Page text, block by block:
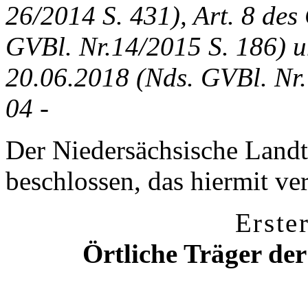
26/2014 S. 431), Art. 8 des
GVBl. Nr.14/2015 S. 186)
20.06.2018 (Nds. GVBl.
04 -
Der Niedersächsische
beschlossen, das hiermit
Örtliche Träger